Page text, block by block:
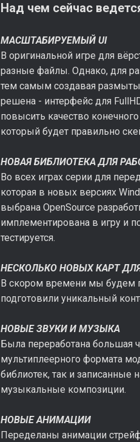
Над чем сейчас
МАСШТАБИРУЕМЫЙ UI
В оригинальной игре для
разные файлы. Однако, для
тем самым создавая
решена - интерфейс для
повысить качество
который будет правильно
НОВАЯ БИБЛИОТЕКА ДЛЯ
Во всех играх серии для
которая в новых версиях
выбрана OpenSource
имплементирована в игру и
тестируется.
НЕСКОЛЬКО НОВЫХ КАРТ ДЛЯ
В скором времени мы будем
подготовили уникальный
НОВЫЕ ЗВУКИ И МУЗЫКА
Была переработана большая
мультиплеерного формата
библиотек, так и записанные
музыкальные композиции.
НОВЫЕ АНИМАЦИИ
Переделаны анимации